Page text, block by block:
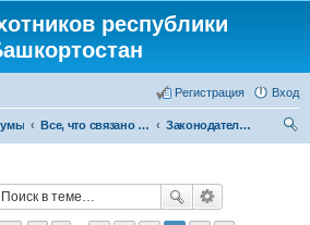
республики
Вход
Регистрация
Все, что связано с охотой
Законодательство